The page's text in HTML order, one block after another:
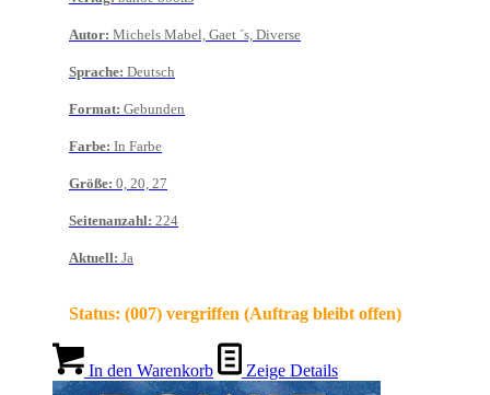
Autor: Michels Mabel, Gaet ´s, Diverse
Sprache: Deutsch
Format: Gebunden
Farbe: In Farbe
Größe: 0, 20, 27
Seitenanzahl: 224
Aktuell: Ja
Status: (007) vergriffen (Auftrag bleibt offen)
In den Warenkorb Zeige Details